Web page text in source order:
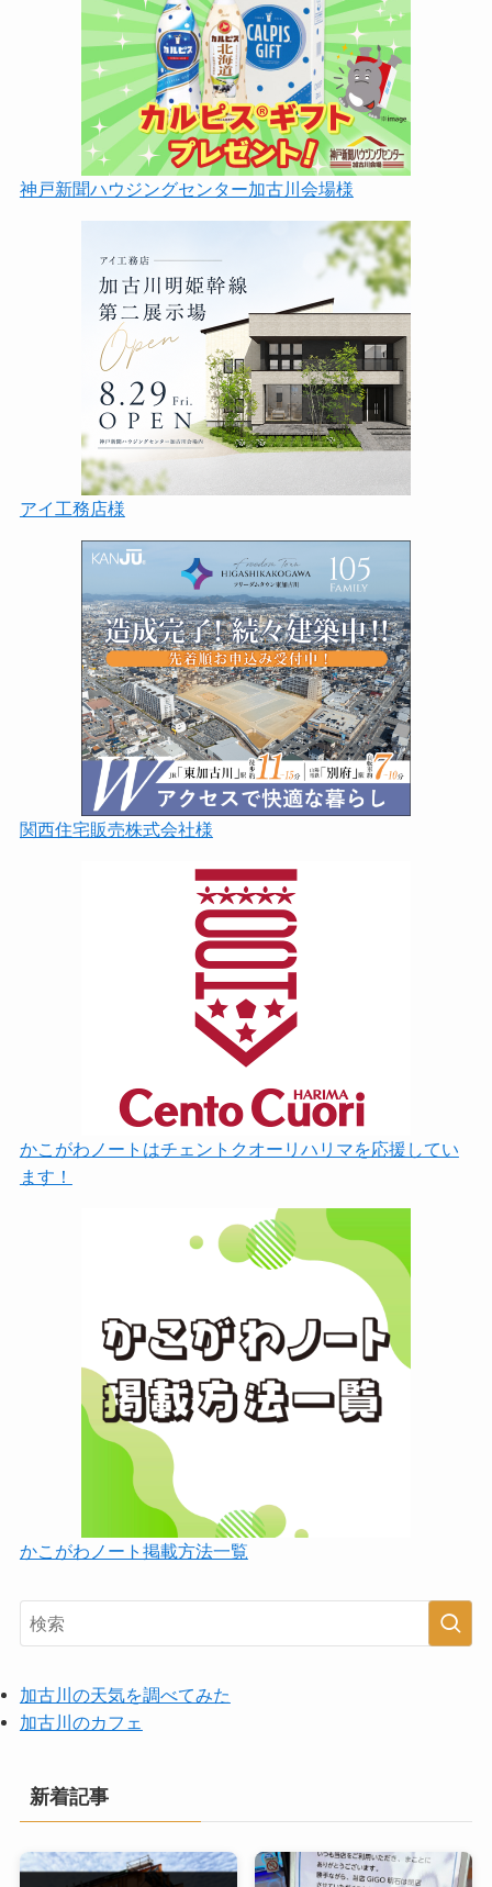
神戸新聞ハウジングセンター加古川会場様
アイ工務店様
関西住宅販売株式会社様
かこがわノートはチェントクオーリハリマを応援してい
ます！
かこがわノート掲載方法一覧
加古川の天気を調べてみた
加古川のカフェ
新着記事